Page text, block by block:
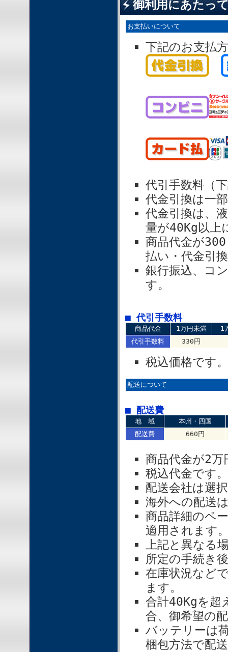
御利用にあたっ
お支払いについて
下記のお支払
代引手数料（
代金引換は一
代金引換は、
量が40Kg以上
商品代金が
払い・代金引
銀行振込、コ
す。
■ 代引手数料
商品代金 1万円未満
1
代引手数料
330円
税込価格です。
配送について
■ 配送費
地 域
本州・四国
配送費
660円
商品代金が2万
税込代金です。
配送会社は選
海外への配送
商品詳細のペ
適用されます
上記と異なる
所定の手続き
在庫状況など
ます。
合計40Kgを超
合、御希望の
バッテリーは
梱包方法で配